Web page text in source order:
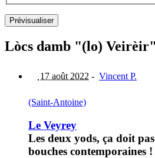
Lòcs damb "(lo)
17 août 2022 - Vincent P.
(Saint-Antoine)
Le Veyrey
Les deux yods, ça doit
bouches contemporaines !